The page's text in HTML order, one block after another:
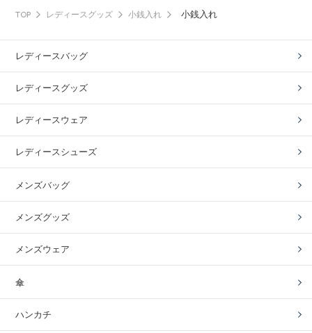
TOP レディースグッズ 小銭入れ 小銭入れ
レディースバッグ
レディースグッズ
レディースウェア
レディースシューズ
メンズバッグ
メンズグッズ
メンズウェア
傘
ハンカチ